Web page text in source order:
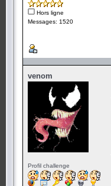
Hors ligne
Messages: 1520
venom
Profil challenge